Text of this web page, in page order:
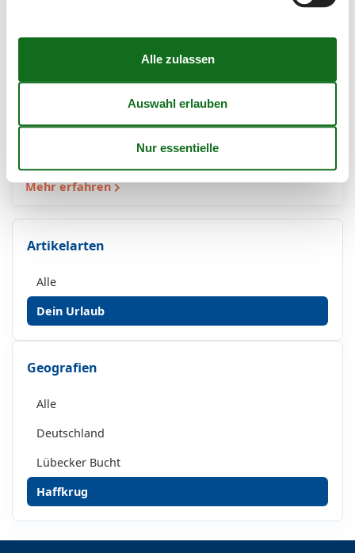
Ferienwohnungen Haffkrug am Strand
Mehr erfahren
Artikelarten
Alle
Dein Urlaub
Geografien
Alle
Deutschland
Lübecker Bucht
Haffkrug